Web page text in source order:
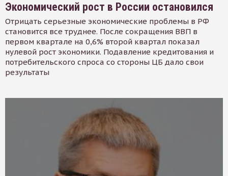
Экономический рост в России остановился
Отрицать серьезные экономические проблемы в РФ
становится все труднее. После сокращения ВВП в
первом квартале на 0,6% второй квартал показал
нулевой рост экономики. Подавление кредитования и
потребительского спроса со стороны ЦБ дало свои
результаты